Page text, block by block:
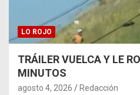
LO ROJO
TRÁILER VUELCA Y LE
MINUTOS
agosto 4, 2026 Redacción